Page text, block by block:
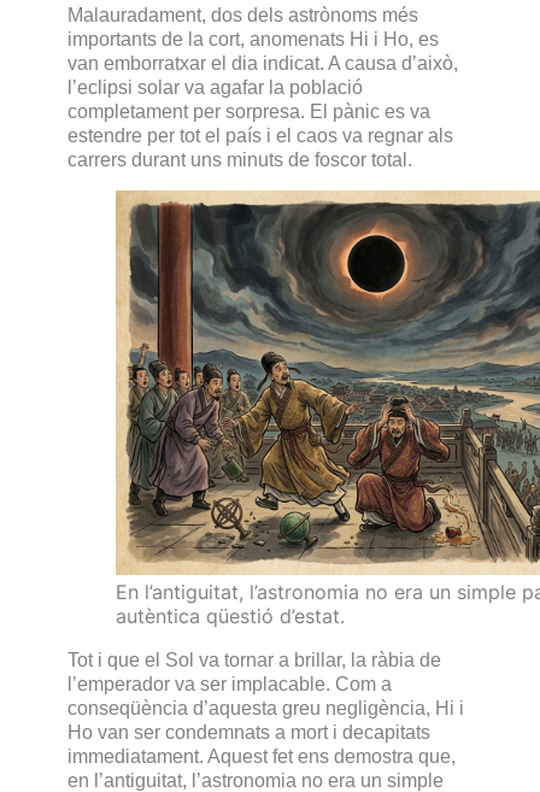
Malauradament, dos dels astrònoms més
importants de la cort, anomenats Hi i Ho, es
van emborratxar el dia indicat. A causa d’això,
l’eclipsi solar va agafar la població
completament per sorpresa. El pànic es va
estendre per tot el país i el caos va regnar als
carrers durant uns minuts de foscor total.
En l’antiguitat, l’astronomia no era un simple
autèntica qüestió d’estat.
Tot i que el Sol va tornar a brillar, la ràbia de
l’emperador va ser implacable. Com a
conseqüència d’aquesta greu negligència, Hi i
Ho van ser condemnats a mort i decapitats
immediatament. Aquest fet ens demostra que,
en l’antiguitat, l’astronomia no era un simple